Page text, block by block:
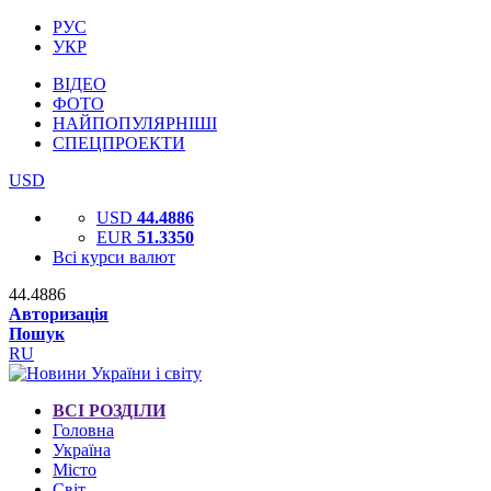
РУС
УКР
ВІДЕО
ФОТО
НАЙПОПУЛЯРНІШІ
СПЕЦПРОЕКТИ
USD
USD 44.4886
EUR 51.3350
Всі курси валют
44.4886
Авторизація
Пошук
RU
ВСІ РОЗДІЛИ
Головна
Україна
Місто